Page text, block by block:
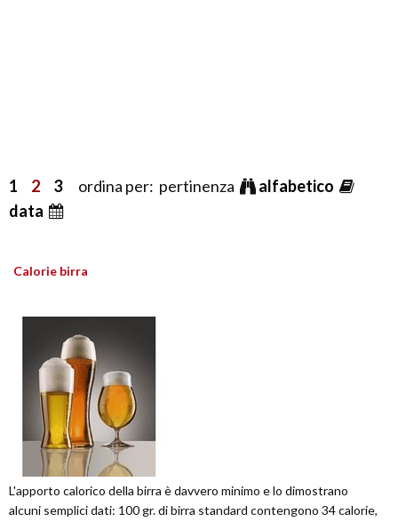
1 2 3ordina per: pertinenza
alfabetico
data
Calorie birra
L'apporto calorico della birra è davvero minimo e lo dimostrano
alcuni semplici dati: 100 gr. di birra standard contengono 34 calorie,